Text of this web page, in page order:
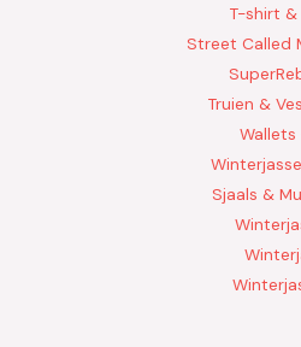
T-shirt &
Street Called
Truien &
Wallets
Sjaals &